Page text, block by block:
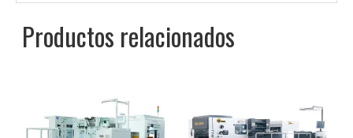
Productos relacionados